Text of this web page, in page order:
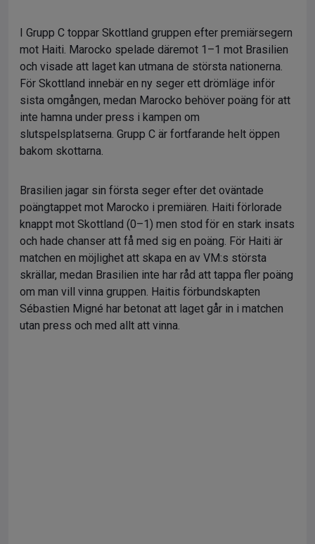
I Grupp C toppar Skottland gruppen efter premiärsegern
mot Haiti. Marocko spelade däremot 1–1 mot Brasilien
och visade att laget kan utmana de största nationerna.
För Skottland innebär en ny seger ett drömläge inför
sista omgången, medan Marocko behöver poäng för att
inte hamna under press i kampen om
slutspelsplatserna. Grupp C är fortfarande helt öppen
bakom skottarna.
Brasilien jagar sin första seger efter det oväntade
poängtappet mot Marocko i premiären. Haiti förlorade
knappt mot Skottland (0–1) men stod för en stark insats
och hade chanser att få med sig en poäng. För Haiti är
matchen en möjlighet att skapa en av VM:s största
skrällar, medan Brasilien inte har råd att tappa fler poäng
om man vill vinna gruppen. Haitis förbundskapten
Sébastien Migné har betonat att laget går in i matchen
utan press och med allt att vinna.